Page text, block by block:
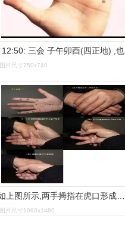
12:50: 三会 子午卯酉(四正地) ,也
图片尺寸750x740
如上图所示,两手拇指在虎口形成太极图形状,其余四指代表八卦,两手一
图片尺寸1080x1480